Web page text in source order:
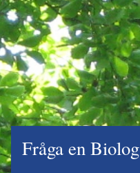
Fråga en Biolog